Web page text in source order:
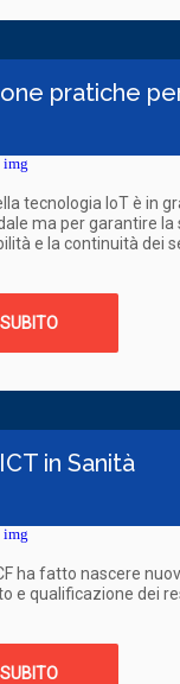
pratiche
tecnologia IoT è in
ma per garantire
e la continuità dei
SUBITO
in Sanità
ha fatto nascere
e qualificazione dei
SUBITO